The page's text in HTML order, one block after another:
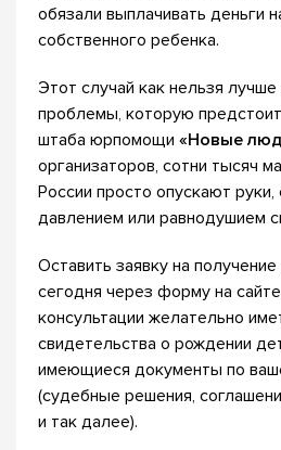
обязали выплачивать деньги
собственного ребенка.
Этот случай как нельзя
проблемы, которую
штаба юрпомощи «Новые
организаторов, сотни тысяч
России просто опускают руки,
давлением или равнодушием
Оставить заявку на
сегодня через форму на
консультации желательно
свидетельства о рождении
имеющиеся документы по
(судебные решения,
и так далее).